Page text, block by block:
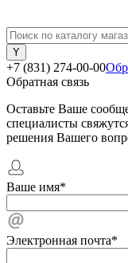
+7 (831) 274-00-00
Обратная связь
Оставьте Ваше
специалисты
решения Вашего
Ваше имя*
Электронная почта*